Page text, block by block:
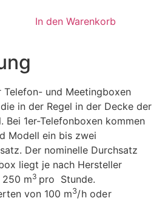
In den Warenkorb
Telefon- und Meetingboxen
in der Regel in der Decke der
Bei 1er-Telefonboxen kommen
Modell ein bis zwei
Der nominelle Durchsatz
liegt je nach Hersteller
250 m3 pro Stunde.
von 100 m3/h oder